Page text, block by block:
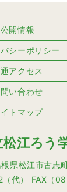
公開情報
シーポリシー
アクセス
い合わせ
トマップ
松江ろう
県松江市古志
代） FAX（